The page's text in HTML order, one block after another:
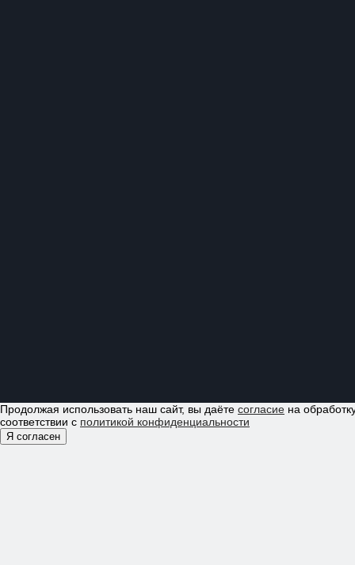
Продолжая использовать наш сайт, вы даёте согласие на
соответствии с политикой конфиденциальности
Я согласен